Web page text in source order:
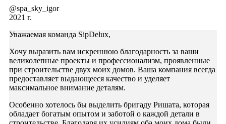
@spa_sky_igor
2021 г.
Уважаемая команда SipDelux,
Хочу выразить вам искреннюю благодарность за ваши
великолепные проекты и профессионализм, проявленные
при строительстве двух моих домов. Ваша компания всегда
предоставляет выдающееся качество и уделяет
максимальное внимание деталям.
Особенно хотелось бы выделить бригаду Ришата, которая
обладает богатым опытом и заботой о каждой детали в